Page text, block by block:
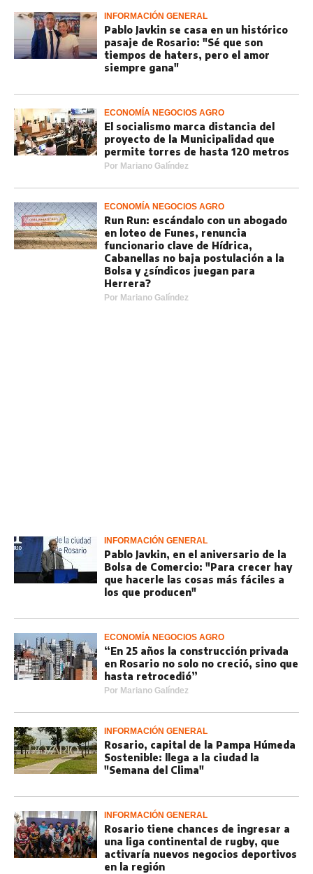
INFORMACIÓN GENERAL
Pablo Javkin se casa en un histórico
pasaje de Rosario: "Sé que son
tiempos de haters, pero el amor
siempre gana"
ECONOMÍA NEGOCIOS AGRO
El socialismo marca distancia del
proyecto de la Municipalidad que
permite torres de hasta 120 metros
Por Mariano Galíndez
ECONOMÍA NEGOCIOS AGRO
Run Run: escándalo con un abogado
en loteo de Funes, renuncia
funcionario clave de Hídrica,
Cabanellas no baja postulación a la
Bolsa y ¿síndicos juegan para
Herrera?
Por Mariano Galíndez
INFORMACIÓN GENERAL
Pablo Javkin, en el aniversario de la
Bolsa de Comercio: "Para crecer hay
que hacerle las cosas más fáciles a
los que producen"
ECONOMÍA NEGOCIOS AGRO
“En 25 años la construcción privada
en Rosario no solo no creció, sino que
hasta retrocedió”
Por Mariano Galíndez
INFORMACIÓN GENERAL
Rosario, capital de la Pampa Húmeda
Sostenible: llega a la ciudad la
"Semana del Clima"
INFORMACIÓN GENERAL
Rosario tiene chances de ingresar a
una liga continental de rugby, que
activaría nuevos negocios deportivos
en la región